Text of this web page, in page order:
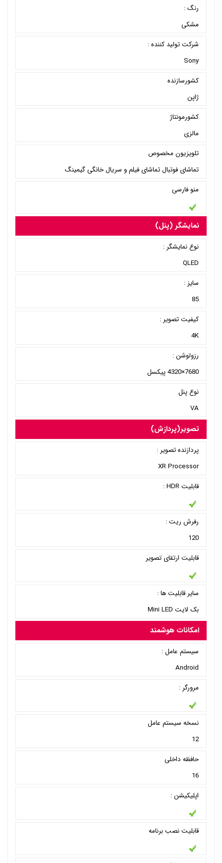
رنگ :
مشکی
شرکت تولید کننده :
Sony
کشورسازنده
ژاپن
کشورمونتاژ
مالزی
تلویزیون مخصوص
تماشای فوتبال تماشای فیلم و سریال خانگی گیمینگ
منو فارسی
نمایشگر (پنل)
نوع نمایشگر :
QLED
سایز :
85
کیفیت تصویر :
4K
رزولوشن :
7680×4320 پیکسل
نوع پنل
VA
تصویر(پردازش)
پردازنده تصویر :
XR Processor
قابلیت HDR :
رفرش ریت :
120
قابلیت ارتقای تصویر
سایر قابلیت ها :
بک لایت Mini LED
امکانات هوشمند
سیستم عامل :
Android
مرورگر :
نسخه سیستم عامل
12
حافظه داخلی
16
اپلیکیشن :
قابلیت نصب برنامه